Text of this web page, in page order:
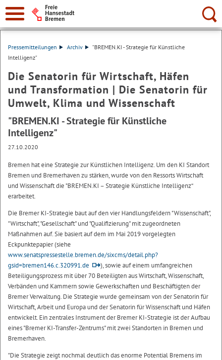
Suche:
Pressemitteilungen Archiv
"BREMEN.KI - Strategie für Künstliche
Intelligenz"
Die Senatorin für Wirtschaft, Häfen
und Transformation | Die Senatorin für
Umwelt, Klima und Wissenschaft
"BREMEN.KI - Strategie für Künstliche
Intelligenz"
27.10.2020
Bremen hat eine Strategie zur Künstlichen Intelligenz. Um den KI Standort
Bremen und Bremerhaven zu stärken, wurde von den Ressorts Wirtschaft
und Wissenschaft die "BREMEN.KI – Strategie Künstliche Intelligenz“
erarbeitet.
Die Bremer KI-Strategie baut auf den vier Handlungsfeldern "Wissenschaft",
"Wirtschaft", "Gesellschaft" und "Qualifizierung" mit zugeordneten
Maßnahmen auf. Sie basiert auf dem im Mai 2019 vorgelegten
Eckpunktepapier (siehe
www.senatspressestelle.bremen.de/sixcms/detail.php?
gsid=bremen146.c.320991.de
), sowie auf einem umfangreichen
Beteiligungsprozess mit über 70 Beteiligten aus Wirtschaft, Wissenschaft,
Verbänden und Kammern sowie Gewerkschaften und Beschäftigten der
Bremer Verwaltung. Die Strategie wurde gemeinsam von der Senatorin für
Wirtschaft, Arbeit und Europa und der Senatorin für Wissenschaft und Häfen
entwickelt. Ein zentrales Instrument der Bremer KI-Strategie ist der Aufbau
eines "Bremer KI-Transfer-Zentrums" mit zwei Standorten in Bremen und
Bremerhaven.
"Die Strategie zeigt nochmal deutlich das enorme Potential Bremens im